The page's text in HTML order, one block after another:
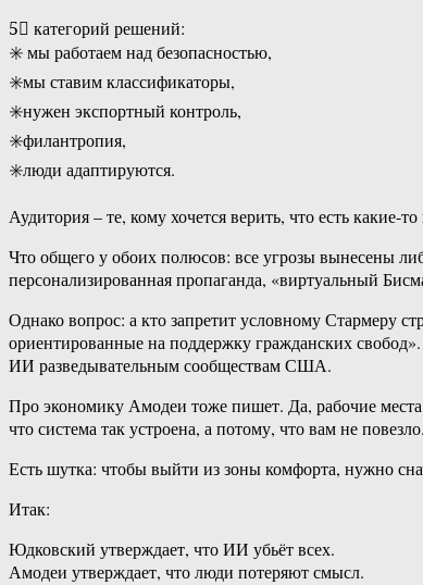
5⃣ категорий решений:
✳️ мы работаем над безопасностью,
✳️мы ставим классификаторы,
✳️нужен экспортный контроль,
✳️филантропия,
✳️люди адаптируются.
Аудитория – те, кому хочется верить, что есть
Что общего у обоих полюсов: все угрозы вынесены
персонализированная пропаганда, «виртуальный
Однако вопрос: а кто запретит условному Стармеру
ориентированные на поддержку гражданских
ИИ разведывательным сообществам США.
Про экономику Амодеи тоже пишет. Да, рабочие
что система так устроена, а потому, что вам не
Есть шутка: чтобы выйти из зоны комфорта, нужно
Итак:
Юдковский утверждает, что ИИ убьёт всех.
Амодеи утверждает, что люди потеряют смысл.